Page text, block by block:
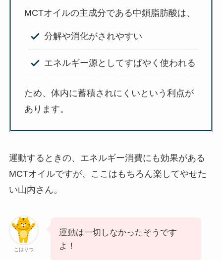
MCTオイルの主成分である中鎖脂肪酸は、
分解や消化がされやすい
エネルギー源としてすばやく使われる
ため、体内に蓄積されにくいという利点が
あります。
運動するときの、エネルギー消費にも効果がある
MCTオイルですが、ここはもちろん楽してやせた
い山内さん。
こはりつ
運動は一切しなかったそうです
よ！